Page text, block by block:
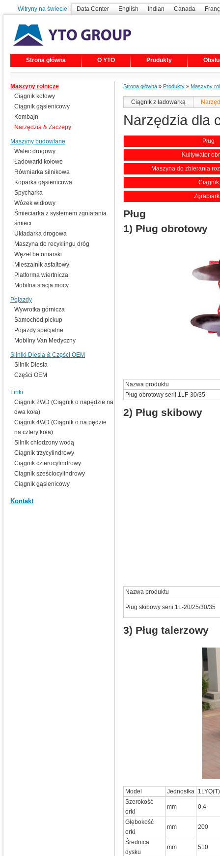
Witryny na świecie: Data Center English Indian Canada
Strona główna O YTO Produkty
Strona główna » Produkty » Maszyny
Ciągnik z ładowarką
Narzędzia dla
Pług
Kultywator
Maszyna do zbierania
Ciągnik
Pług
1) Pług obrotowy
Nazwa produktu
Pług obrotowy serii 1LF-30/35
2) Pług skibowy
Nazwa produktu
Pług skibowy serii 1L-20/25/30/35
3) Pług talerzowy
Model Jednostka
Szerokość
orki
mm 0.4
Głębokość
orki
mm 200
Średnica
dysku
mm 510
Maszyny rolnicze
Ciągnik kołowy
Ciągnik gąsienicowy
Kombajn
Narzędzia & Zaczepy
Maszyny budowlane
Walec drogowy
Ładowarki kołowe
Równiarka silnikowa
Koparka gąsienicowa
Spycharka
Wózek widłowy
Śmieciarka z systemem zgniatania
śmieci
Układarka drogowa
Maszyna do recyklingu dróg
Węzeł betoniarski
Mieszalnik asfaltowy
Platforma wiertnicza
Mobilna stacja mocy
Pojazdy
Wywrotka górnicza
Samochód pickup
Pojazdy specjalne
Mobilny Van Medyczny
Silniki Diesla & Części OEM
Silnik Diesla
Części OEM
Linki
Ciągnik 2WD (Ciągnik o napędzie na
dwa koła)
Ciągnik 4WD (Ciągnik o na pędzie
na cztery koła)
Silnik chłodzony wodą
Ciągnik trzycylindrowy
Ciągnik czterocylindrowy
Ciągnik sześciocylindrowy
Ciągnik gąsienicowy
Kontakt